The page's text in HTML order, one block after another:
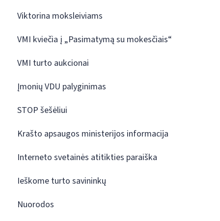
Viktorina moksleiviams
VMI kviečia į „Pasimatymą su mokesčiais“
VMI turto aukcionai
Įmonių VDU palyginimas
STOP šešėliui
Krašto apsaugos ministerijos informacija
Interneto svetainės atitikties paraiška
Ieškome turto savininkų
Nuorodos